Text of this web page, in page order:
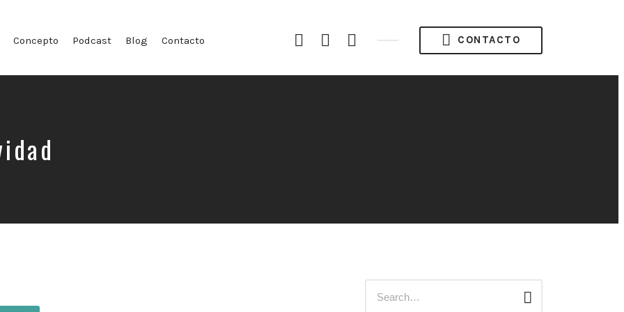
Concepto Podcast Blog Contacto
Facebook
Profile
Instagram
Twitter CONTACTO
para:
Buscar